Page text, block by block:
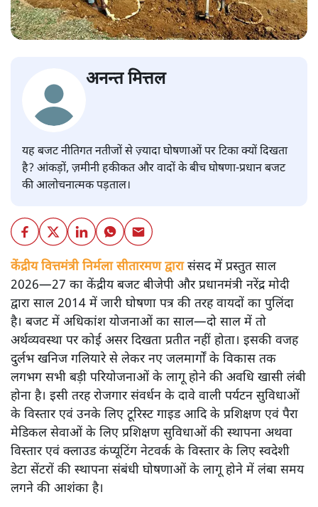
अनन्त मित्तल
यह बजट नीतिगत नतीजों से ज़्यादा घोषणाओं पर टिका क्यों दिखता
है? आंकड़ों, ज़मीनी हकीकत और वादों के बीच घोषणा-प्रधान बजट
की आलोचनात्मक पड़ताल।
केंद्रीय वित्तमंत्री निर्मला सीतारमण द्वारासंसद में प्रस्तुत साल
2026—27 का केंद्रीय बजट बीजेपी और प्रधानमंत्री नरेंद्र मोदी
द्वारा साल 2014 में जारी घोषणा पत्र की तरह वायदों का पुलिंदा
है। बजट में अधिकांश योजनाओं का साल—दो साल में तो
अर्थव्यवस्था पर कोई असर दिखता प्रतीत नहीं होता। इसकी वजह
दुर्लभ खनिज गलियारे से लेकर नए जलमार्गों के विकास तक
लगभग सभी बड़ी परियोजनाओं के लागू होने की अवधि खासी लंबी
होना है। इसी तरह रोजगार संवर्धन के दावे वाली पर्यटन सुविधाओं
के विस्तार एवं उनके लिए टूरिस्ट गाइड आदि के प्रशिक्षण एवं पैरा
मेडिकल सेवाओं के लिए प्रशिक्षण सुविधाओं की स्थापना अथवा
विस्तार एवं क्लाउड कंप्यूटिंग नेटवर्क के विस्तार के लिए स्वदेशी
डेटा सेंटरों की स्थापना संबंधी घोषणाओं के लागू होने में लंबा समय
लगने की आशंका है।